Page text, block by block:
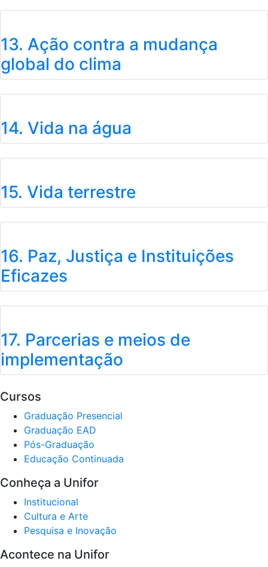
13. Ação contra a mudança
global do clima
14. Vida na água
15. Vida terrestre
16. Paz, Justiça e Instituições
Eficazes
17. Parcerias e meios de
implementação
Cursos
Graduação Presencial
Graduação EAD
Pós-Graduação
Educação Continuada
Conheça a Unifor
Institucional
Cultura e Arte
Pesquisa e Inovação
Acontece na Unifor